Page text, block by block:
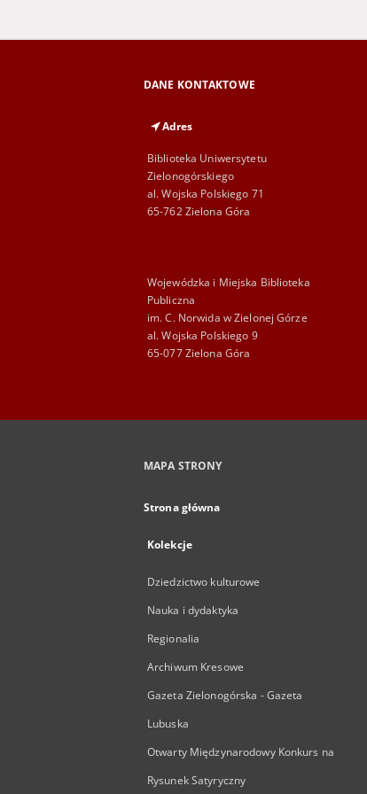
DANE KONTAKTOWE
Adres
Biblioteka Uniwersytetu
Zielonogórskiego
al. Wojska Polskiego 71
65-762 Zielona Góra
Wojewódzka i Miejska Biblioteka
Publiczna
im. C. Norwida w Zielonej Górze
al. Wojska Polskiego 9
65-077 Zielona Góra
MAPA STRONY
Strona główna
Kolekcje
Dziedzictwo kulturowe
Nauka i dydaktyka
Regionalia
Archiwum Kresowe
Gazeta Zielonogórska - Gazeta
Lubuska
Otwarty Międzynarodowy Konkurs na
Rysunek Satyryczny